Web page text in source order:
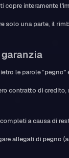
copre interamente
solo una parte, il
le parole
contratto di
a causa di
allegati di pegno